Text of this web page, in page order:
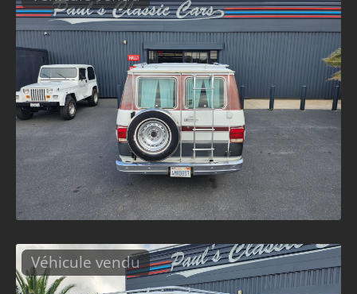
Véhicule vendu